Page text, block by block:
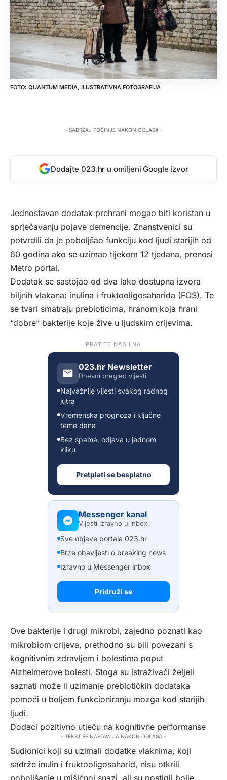
QUANTUM MEDIA, ILUSTRATIVNA FOTOGRAFIJA
- SADRŽAJ POČINJE NAKON OGLASA -
Dodajte 023.hr u omiljeni Google izvor
Jednostavan dodatak prehrani mogao biti koristan u
sprječavanju pojave demencije. Znanstvenici su
potvrdili da je poboljšao funkciju kod ljudi starijih od
60 godina ako se uzimao tijekom 12 tjedana, prenosi
Metro portal.
Dodatak se sastojao od dva lako dostupna izvora
biljnih vlakana: inulina i fruktooligosaharida (FOS). Te
se tvari smatraju prebioticima, hranom koja hrani
“dobre” bakterije koje žive u ljudskim crijevima.
PRATITE NAS I NA
023.hr Newsletter
Dnevni pregled vijesti
Najvažnije vijesti svakog radnog
jutra
Vremenska prognoza i ključne
teme dana
Bez spama, odjava u jednom
kliku
Pretplati se besplatno
Messenger kanal
Vijesti izravno u inbox
Sve objave portala 023.hr
Brze obavijesti o breaking news
Izravno u Messenger inbox
Pridruži se
Ove bakterije i drugi mikrobi, zajedno poznati kao
mikrobiom crijeva, prethodno su bili povezani s
kognitivnim zdravljem i bolestima poput
Alzheimerove bolesti. Stoga su istraživači željeli
saznati može li uzimanje prebiotičkih dodataka
pomoći u boljem funkcioniranju mozga kod starijih
ljudi.
Dodaci pozitivno utječu na kognitivne performanse
- TEKST SE NASTAVLJA NAKON OGLASA -
Sudionici koji su uzimali dodatke vlaknima, koji
sadrže inulin i fruktooligosaharid, nisu otkrili
poboljšanje u mišićnoj snazi, ali su postigli bolje